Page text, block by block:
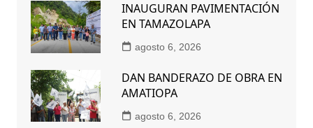
INAUGURAN PAVIMENTACIÓN
EN TAMAZOLAPA
agosto 6, 2026
DAN BANDERAZO DE OBRA EN
AMATIOPA
agosto 6, 2026